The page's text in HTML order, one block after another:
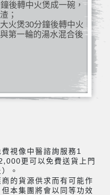
後轉中火煲成一碗，
；
火煲30分鐘後轉中火
第一輪的湯水混合後
視像中醫諮詢服務1
更可以免費送貨上門
。
的貨源供求而有可能作
本集團將會以同等功效